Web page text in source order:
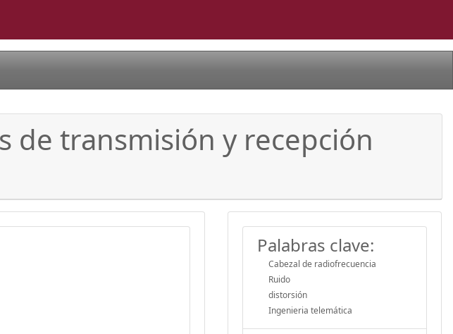
de transmisión y recepción
Palabras clave:
Cabezal de radiofrecuencia
Ruido
distorsión
Ingenieria telemática